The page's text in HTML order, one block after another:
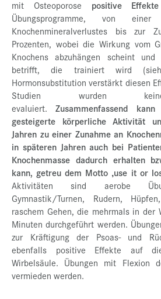
mit Osteoporose positive
Übungsprogramme, von
Knochenmineralverlustes bis zur
Prozenten, wobei die Wirkung vom
Knochens abzuhängen scheint
betrifft, die trainiert wird
Hormonsubstitution verstärkt diesen
Studien wurden
evaluiert.Zusammenfassend
gesteigerte körperliche Aktivität
Jahren zu einer Zunahme an
in späteren Jahren auch bei
Knochenmasse dadurch erhalten
kann, getreu dem Motto ‚use it or
Aktivitäten sind aerobe
Gymnastik/Turnen, Rudern,
raschem Gehen, die mehrmals in der
Minuten durchgeführt werden.
zur Kräftigung der Psoas- und
ebenfalls positive Effekte auf
Wirbelsäule. Übungen mit Flexion
vermieden werden.